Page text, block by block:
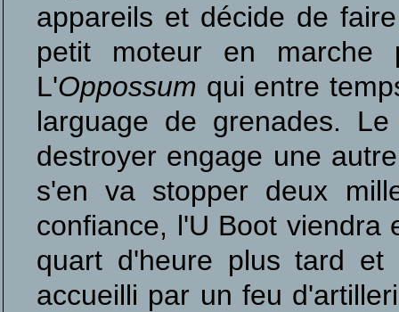
appareils et décide de
petit moteur en
L'Oppossum qui entre
larguage de grenades.
destroyer engage une
s'en va stopper deux
confiance, l'U Boot viendra
quart d'heure plus tard
accueilli par un feu